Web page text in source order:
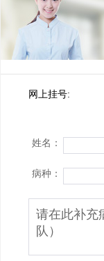
网上挂号:
姓名：
病种：